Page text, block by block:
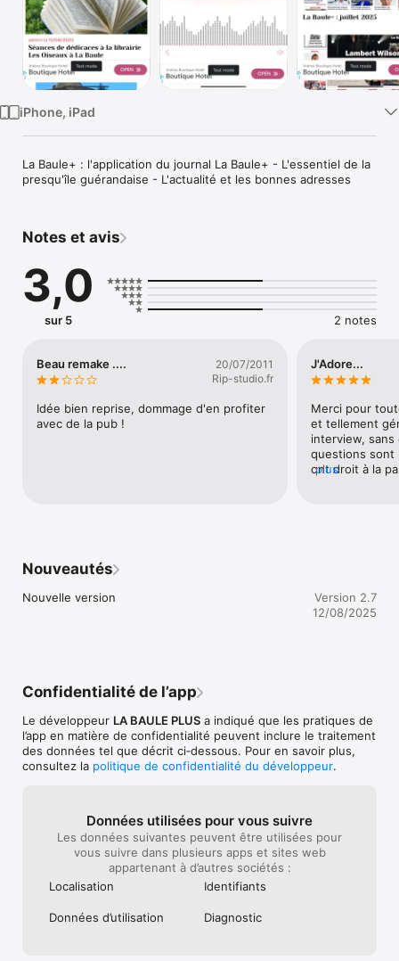
iPhone, iPad
La Baule+ : l'application du journal La Baule+ - L'essentiel de la
presqu'île guérandaise - L'actualité et les bonnes adresses
Notes et avis
3,0
sur 5 2 notes
Beau remake ....
20/07/2011
Rip-studio.fr
Idée bien reprise, dommage d'en profiter
avec de la pub !
J'Adore...
Merci pour
et tellement
interview, sans
questions sont
ont droit à la
plus
Nouveautés
Nouvelle version
Version 2.7
12/08/2025
Confidentialité de l’app
Le développeur LA BAULE PLUS a indiqué que les pratiques de
l’app en matière de confidentialité peuvent inclure le traitement
des données tel que décrit ci‑dessous. Pour en savoir plus,
consultez la politique de confidentialité du développeur.
Données utilisées pour vous suivre
Les données suivantes peuvent être utilisées pour
vous suivre dans plusieurs apps et sites web
appartenant à d’autres sociétés :
Localisation
Identifiants
Données d’utilisation Diagnostic